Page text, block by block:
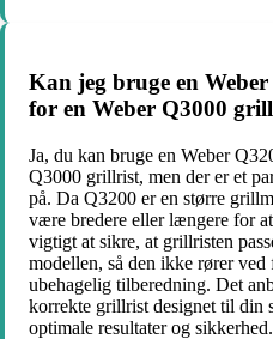
Kan jeg bruge en
for en Weber Q3000
Ja, du kan bruge en Weber
Q3000 grillrist, men der er et
på. Da Q3200 er en større
være bredere eller længere for
vigtigt at sikre, at grillristen
modellen, så den ikke rører ved
ubehagelig tilberedning. Det
korrekte grillrist designet til din
optimale resultater og sikkerhed.